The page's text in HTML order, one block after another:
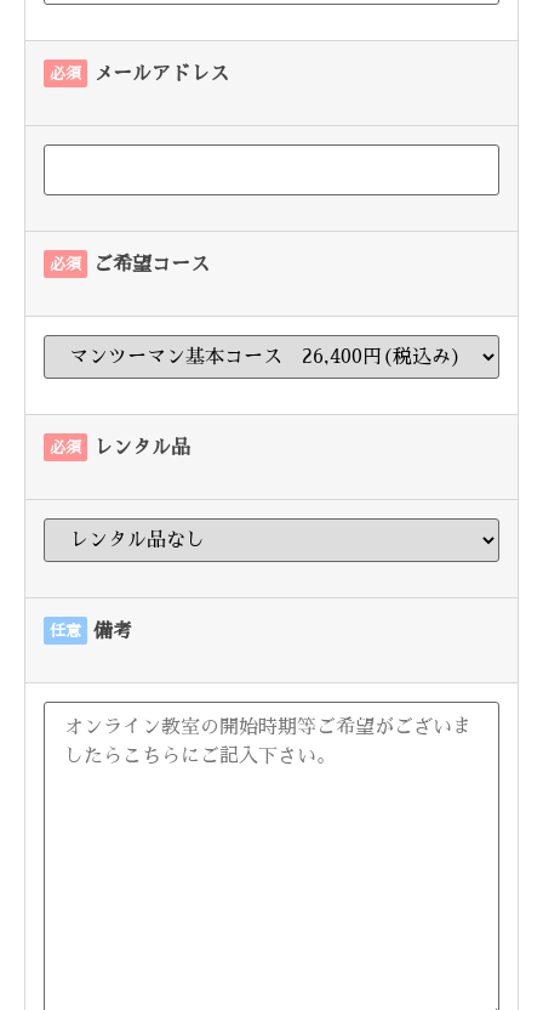
必須 メールアドレス
必須 ご希望コース
必須 レンタル品
任意 備考